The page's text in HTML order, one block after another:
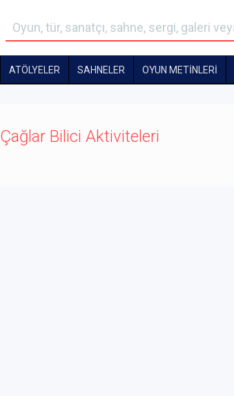
ATÖLYELER SAHNELER OYUN METİNLERİ
Çağlar Bilici Aktiviteleri